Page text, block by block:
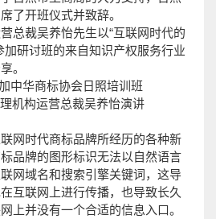
了开班仪式并致辞。
总裁吴养怡先生以“互联网时代的
加研讨班的来自知识产权服务行业
。
机构运营总裁吴养怡演讲
网时代商标品牌所经历的各种新
品牌的图形标识无法以自然语言
网域名和搜索引擎关键词，这导
互联网上进行传播，也导致长久
上并没有一个合适的信息入口。